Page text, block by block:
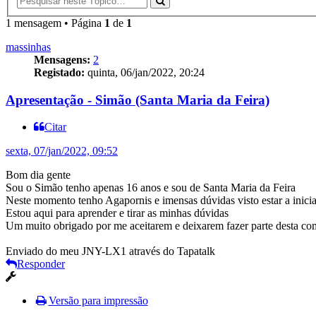
1 mensagem • Página 1 de 1
massinhas
Mensagens: 2
Registado: quinta, 06/jan/2022, 20:24
Apresentação - Simão (Santa Maria da Feira)
Citar
sexta, 07/jan/2022, 09:52
Bom dia gente
Sou o Simão tenho apenas 16 anos e sou de Santa Maria da Feira
Neste momento tenho Agapornis e imensas dúvidas visto estar a
Estou aqui para aprender e tirar as minhas dúvidas
Um muito obrigado por me aceitarem e deixarem fazer parte desta
Enviado do meu JNY-LX1 através do Tapatalk
Responder
Versão para impressão